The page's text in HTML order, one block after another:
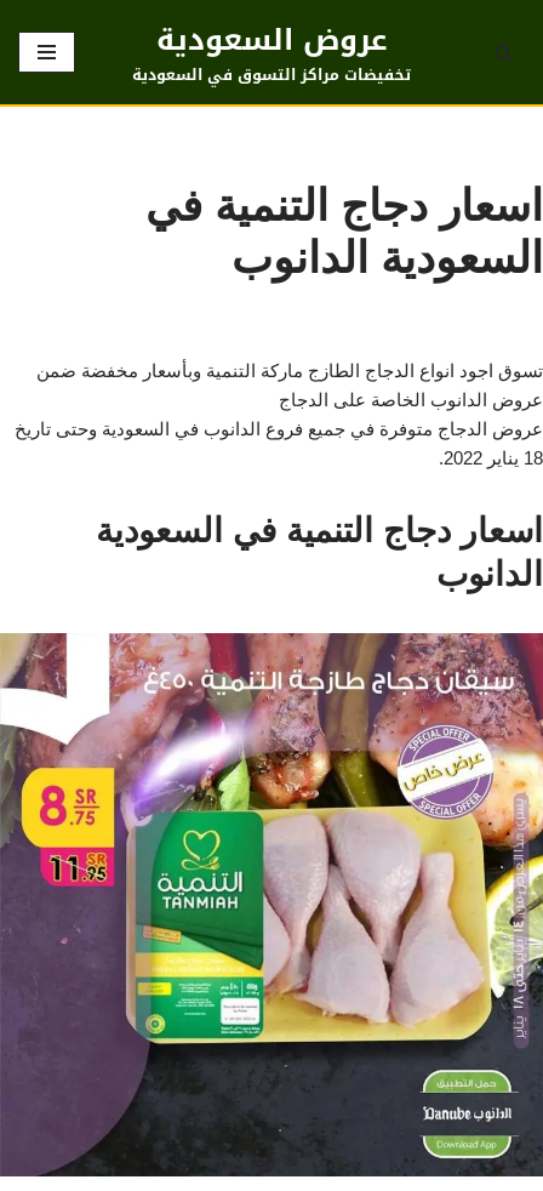
تخطى
عروض السعودية
تخفيضات مراكز التسوق في السعودية
اسعار دجاج التنمية في
السعودية الدانوب
تسوق اجود انواع الدجاج الطازج ماركة التنمية وبأسعار مخفضة ضمن
عروض الدانوب الخاصة على الدجاج
عروض الدجاج متوفرة في جميع فروع الدانوب في السعودية وحتى تاريخ
18 يناير 2022.
اسعار دجاج التنمية في السعودية
الدانوب